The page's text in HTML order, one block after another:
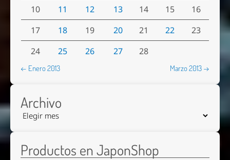
10
11 12 13 14 15
16
17
18 19 20 21 22
23
24
25 26 27 28
← Enero 2013 Marzo 2013 →
Archivo
Productos en JaponShop